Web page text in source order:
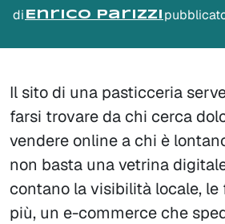
di Enrico Parizzi
Il sito di una pasticceria
farsi trovare da chi cerca
vendere online a chi è
non basta una vetrina
contano la visibilità locale, le
più, un e-commerce che